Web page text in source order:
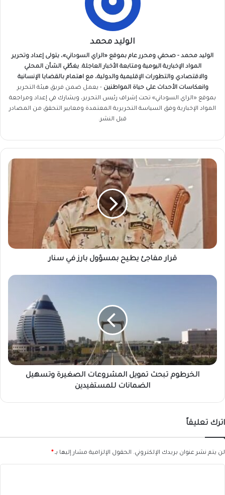
الوليد محمد
الوليد محمد - صحفي ومحرر عام بموقع «الراي السوداني»، يتولى إعداد وتحرير
المواد الإخبارية اليومية ومتابعة الأخبار العاجلة. يغطّي الشأن المحلي
والاقتصادي والتطورات الإقليمية والدولية، مع اهتمام بالقضايا الإنسانية
وانعكاسات الأحداث على حياة المواطنين - يعمل ضمن فريق هيئة التحرير
بموقع «الراي السوداني» تحت إشراف رئيس التحرير، ويشارك في إعداد ومراجعة
المواد الإخبارية وفق السياسة التحريرية المعتمدة ومعايير التحقق من المصادر
قبل النشر.
قرار
قرار مفاجئ يطيح بمسؤول بارز في سنار
الخرطوم
وتسهيل
الضمانات
للمستفيدين
الخرطوم تبحث تمويل المشروعات الصغيرة وتسهيل
الضمانات للمستفيدين
اترك تعليقاً
لن يتم نشر عنوان بريدك الإلكتروني. الحقول الإلزامية مشار إليها بـ*